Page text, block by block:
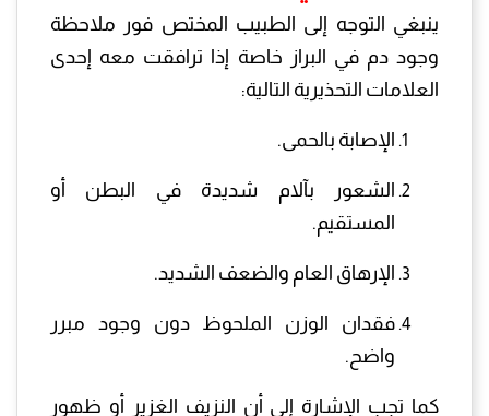
ينبغي التوجه إلى الطبيب المختص فور ملاحظة
وجود دم في البراز خاصة إذا ترافقت معه إحدى
العلامات التحذيرية التالية:
الإصابة بالحمى.
الشعور بآلام شديدة في البطن أو
المستقيم.
الإرهاق العام والضعف الشديد.
فقدان الوزن الملحوظ دون وجود مبرر
واضح.
كما تجب الإشارة إلى أن النزيف الغزير أو ظهور